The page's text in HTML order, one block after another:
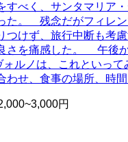
すべく、サンタマリ
。 残念だがフィレ
けず、旅行中断も
さを痛感した。 午
ルノは、これといっ
せ、食事の場所、時
円